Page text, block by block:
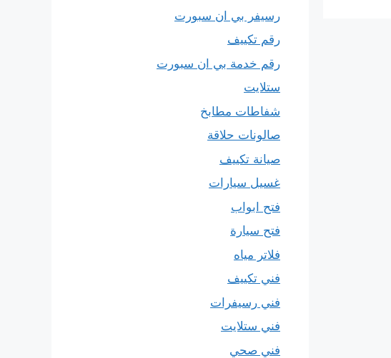
رسيفر بي ان سبورت
رقم تكييف
رقم خدمة بي ان سبورت
ستلايت
شفاطات مطابخ
صالونات حلاقة
صيانة تكييف
غسيل سيارات
فتح ابواب
فتح سيارة
فلاتر مياه
فني تكييف
فني رسيفرات
فني ستلايت
فني صحي